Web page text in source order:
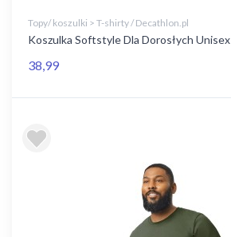
Topy/ koszulki > T-shirty / Decathlon.pl
Koszulka Softstyle Dla Dorosłych Unisex
38,99